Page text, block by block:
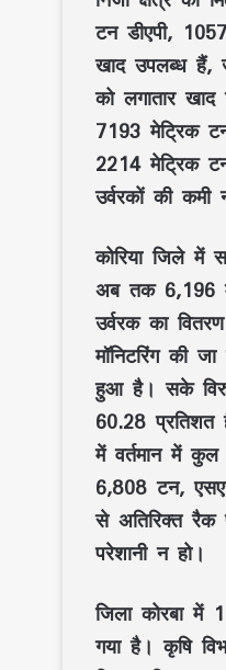
टन डीएपी,
खाद उपलब्ध हैं,
को लगातार
7193 मेट्रिक
2214 मेट्रिक
उर्वरकों की कमी
कोरिया जिले में
अब तक 6,196
उर्वरक का
मॉनिटरिंग की
हुआ है। सके
60.28
में वर्तमान में
6,808 टन,
से अतिरिक्त रैक
परेशानी न हो।
जिला कोरबा
गया है। कृषि